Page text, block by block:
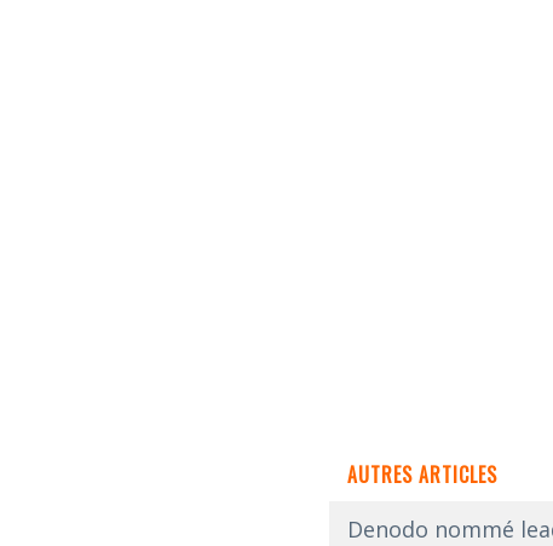
AUTRES ARTICLES
Denodo nommé